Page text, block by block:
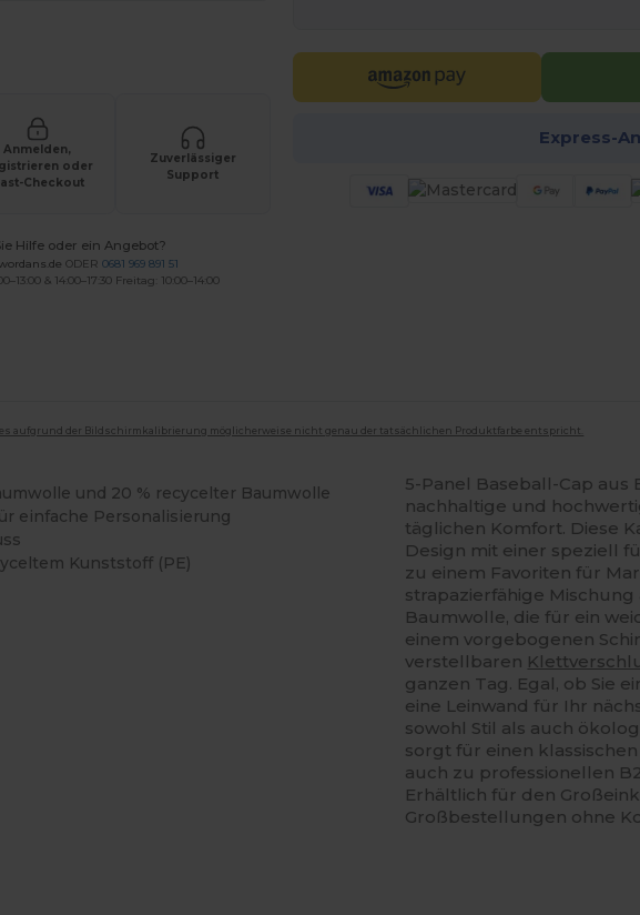
Anmelden,
oder
Checkout
Zuverlässiger
Support
Hilfe oder ein Angebot?
ODER0681 969 891 51
& 14:00–17:30 Freitag: 10:00–14:00
Express-
aufgrund der Bildschirmkalibrierung möglicherweise nicht genau der tatsächlichen Produktfarbe entspricht.
und 20 % recycelter Baumwolle
einfache Personalisierung
Kunststoff (PE)
5-Panel Baseball-Cap
nachhaltige und
täglichen Komfort. Diese
Design mit einer speziell
zu einem Favoriten für
strapazierfähige
Baumwolle, die für ein
einem vorgebogenen
verstellbaren
ganzen Tag. Egal, ob Sie
eine Leinwand für Ihr
sowohl Stil als auch
sorgt für einen
auch zu professionellen
Erhältlich für den
Großbestellungen ohne